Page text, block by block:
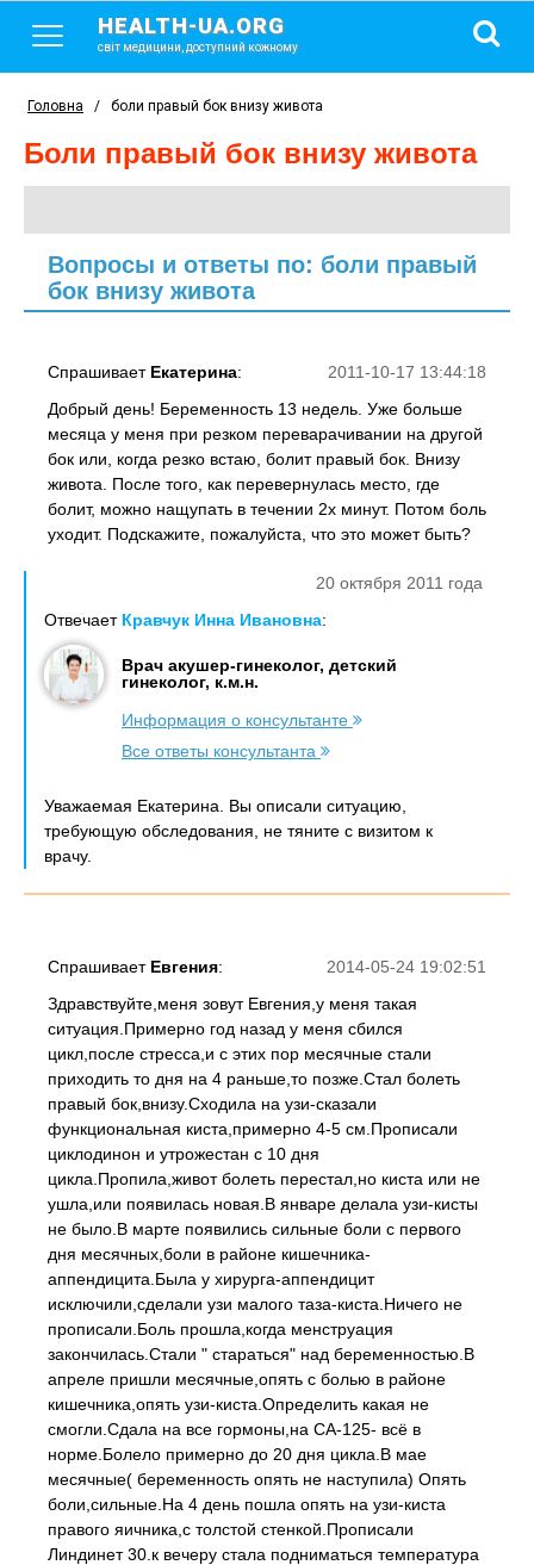
HEALTH-UA.ORG
світ медицини, доступний кожному
Головна / боли правый бок внизу живота
боли правый бок внизу живота
Вопросы и ответы по: боли правый
бок внизу живота
2011-10-17 13:44:18
Спрашивает Екатерина:
Добрый день! Беременность 13 недель. Уже больше
месяца у меня при резком переварачивании на другой
бок или, когда резко встаю, болит правый бок. Внизу
живота. После того, как перевернулась место, где
болит, можно нащупать в течении 2х минут. Потом боль
уходит. Подскажите, пожалуйста, что это может быть?
20 октября 2011 года
Отвечает Кравчук Инна Ивановна:
Врач акушер-гинеколог, детский
гинеколог, к.м.н.
Информация о консультанте
Все ответы консультанта
Уважаемая Екатерина. Вы описали ситуацию,
требующую обследования, не тяните с визитом к
врачу.
2014-05-24 19:02:51
Спрашивает Евгения:
Здравствуйте,меня зовут Евгения,у меня такая
ситуация.Примерно год назад у меня сбился
цикл,после стресса,и с этих пор месячные стали
приходить то дня на 4 раньше,то позже.Стал болеть
правый бок,внизу.Сходила на узи-сказали
функциональная киста,примерно 4-5 см.Прописали
циклодинон и утрожестан с 10 дня
цикла.Пропила,живот болеть перестал,но киста или не
ушла,или появилась новая.В январе делала узи-кисты
не было.В марте появились сильные боли с первого
дня месячных,боли в районе кишечника-
аппендицита.Была у хирурга-аппендицит
исключили,сделали узи малого таза-киста.Ничего не
прописали.Боль прошла,когда менструация
закончилась.Стали " стараться" над беременностью.В
апреле пришли месячные,опять с болью в районе
кишечника,опять узи-киста.Определить какая не
смогли.Сдала на все гормоны,на СА-125- всё в
норме.Болело примерно до 20 дня цикла.В мае
месячные( беременность опять не наступила) Опять
боли,сильные.На 4 день пошла опять на узи-киста
правого яичника,с толстой стенкой.Прописали
Линдинет 30.к вечеру стала подниматься температура